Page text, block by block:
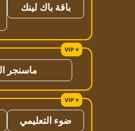
باقة باك لينك
ماسنجر
ضوء التعليمي